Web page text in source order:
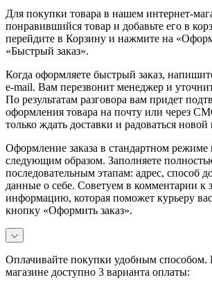
Для покупки товара в нашем интернет-
понравившийся товар и добавьте его в
перейдите в Корзину и нажмите на
«Быстрый заказ».
Когда оформляете быстрый заказ,
e-mail. Вам перезвонит менеджер и
По результатам разговора вам придет
оформления товара на почту или через
только ждать доставки и радоваться новой
Оформление заказа в стандартном режиме
следующим образом. Заполняете
последовательным этапам: адрес, способ
данные о себе. Советуем в комментарии к
информацию, которая поможет курьеру
кнопку «Оформить заказ».
Оплачивайте покупки удобным способом.
магазине доступно 3 варианта оплаты: